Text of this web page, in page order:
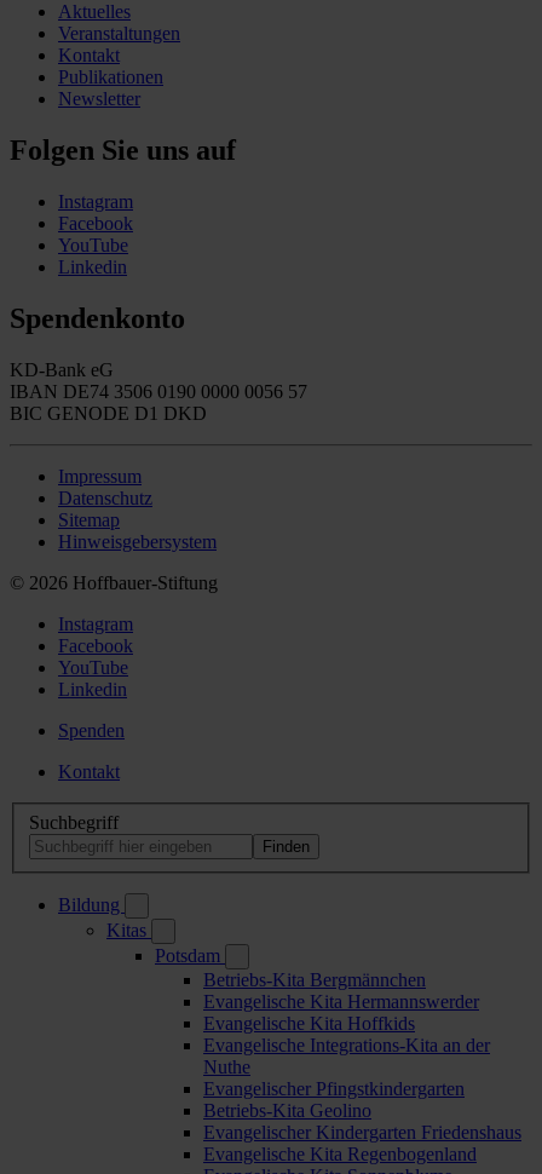
Aktuelles
Veranstaltungen
Kontakt
Publikationen
Newsletter
Folgen Sie uns auf
Instagram
Facebook
YouTube
Linkedin
Spendenkonto
KD-Bank eG
IBAN DE74 3506 0190 0000 0056 57
BIC GENODE D1 DKD
Impressum
Datenschutz
Sitemap
Hinweisgebersystem
© 2026 Hoffbauer-Stiftung
Instagram
Facebook
YouTube
Linkedin
Spenden
Kontakt
Suchbegriff
Bildung
Kitas
Potsdam
Betriebs-Kita Bergmännchen
Evangelische Kita Hermannswerder
Evangelische Kita Hoffkids
Evangelische Integrations-Kita an der
Nuthe
Evangelischer Pfingstkindergarten
Betriebs-Kita Geolino
Evangelischer Kindergarten Friedenshaus
Evangelische Kita Regenbogenland